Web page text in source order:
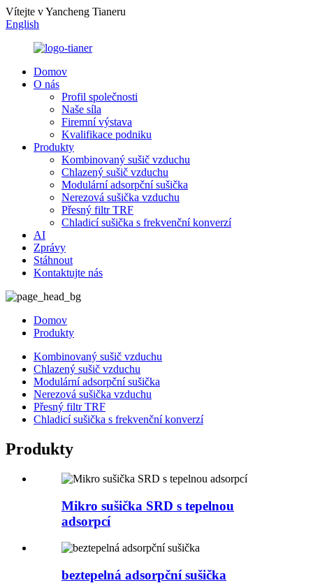
Vítejte v Yancheng Tianeru
English
Domov
O nás
Profil společnosti
Naše síla
Firemní výstava
Kvalifikace podniku
Produkty
Kombinovaný sušič vzduchu
Chlazený sušič vzduchu
Modulární adsorpční sušička
Nerezová sušička vzduchu
Přesný filtr TRF
Chladicí sušička s frekvenční konverzí
AI
Zprávy
Stáhnout
Kontaktujte nás
Domov
Produkty
Kombinovaný sušič vzduchu
Chlazený sušič vzduchu
Modulární adsorpční sušička
Nerezová sušička vzduchu
Přesný filtr TRF
Chladicí sušička s frekvenční konverzí
Produkty
Mikro sušička SRD s tepelnou
adsorpcí
beztepelná adsorpční sušička